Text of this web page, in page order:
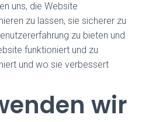
uns, die Website
zu lassen, sie sicherer zu
zu bieten und
funktioniert und zu
und wo sie verbessert
wir